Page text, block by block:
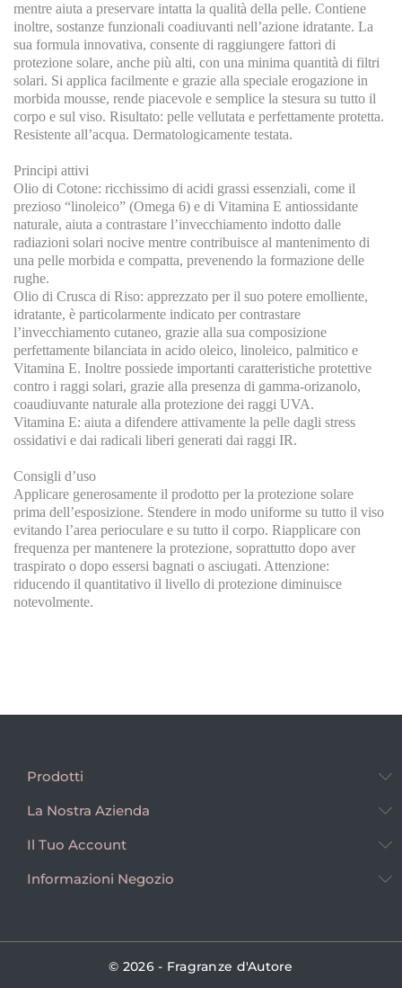
mentre aiuta a preservare intatta la qualità della pelle. Contiene
inoltre, sostanze funzionali coadiuvanti nell’azione idratante. La
sua formula innovativa, consente di raggiungere fattori di
protezione solare, anche più alti, con una minima quantità di filtri
solari. Si applica facilmente e grazie alla speciale erogazione in
morbida mousse, rende piacevole e semplice la stesura su tutto il
corpo e sul viso. Risultato: pelle vellutata e perfettamente protetta.
Resistente all’acqua. Dermatologicamente testata.
Principi attivi
Olio di Cotone: ricchissimo di acidi grassi essenziali, come il
prezioso “linoleico” (Omega 6) e di Vitamina E antiossidante
naturale, aiuta a contrastare l’invecchiamento indotto dalle
radiazioni solari nocive mentre contribuisce al mantenimento di
una pelle morbida e compatta, prevenendo la formazione delle
rughe.
Olio di Crusca di Riso: apprezzato per il suo potere emolliente,
idratante, è particolarmente indicato per contrastare
l’invecchiamento cutaneo, grazie alla sua composizione
perfettamente bilanciata in acido oleico, linoleico, palmitico e
Vitamina E. Inoltre possiede importanti caratteristiche protettive
contro i raggi solari, grazie alla presenza di gamma-orizanolo,
coaudiuvante naturale alla protezione dei raggi UVA.
Vitamina E: aiuta a difendere attivamente la pelle dagli stress
ossidativi e dai radicali liberi generati dai raggi IR.
Consigli d’uso
Applicare generosamente il prodotto per la protezione solare
prima dell’esposizione. Stendere in modo uniforme su tutto il viso
evitando l’area perioculare e su tutto il corpo. Riapplicare con
frequenza per mantenere la protezione, soprattutto dopo aver
traspirato o dopo essersi bagnati o asciugati. Attenzione:
riducendo il quantitativo il livello di protezione diminuisce
notevolmente.
Prodotti
La Nostra Azienda
Il Tuo Account
Informazioni Negozio
© 2026 - Fragranze d'Autore